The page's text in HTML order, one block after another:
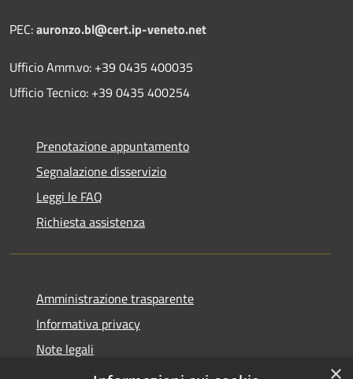
PEC:auronzo.bl@cert.ip-veneto.net
Ufficio Amm.vo: +39 0435 400035
Ufficio Tecnico: +39 0435 400254
Prenotazione appuntamento
Segnalazione disservizio
Leggi le FAQ
Richiesta assistenza
Amministrazione trasparente
Informativa privacy
Note legali
Dichiarazione di accessibilità
×